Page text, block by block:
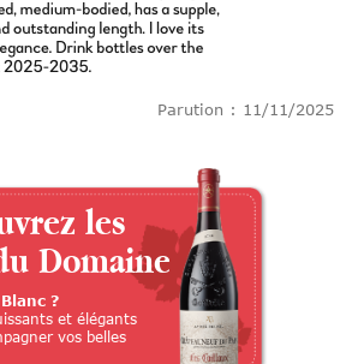
Parution : 11/11/2025
les
Domaine
?
et élégants
vos belles